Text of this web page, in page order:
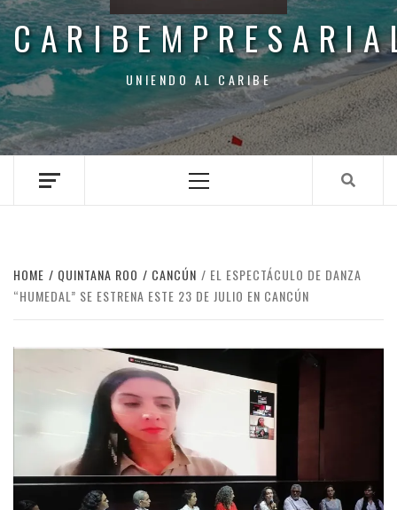
UNIENDO AL CARIBE
Menu
HOME QUINTANA ROO CANCÚN
EL ESPECTÁCULO DE DANZA
“HUMEDAL” SE ESTRENA ESTE 23 DE JULIO EN CANCÚN